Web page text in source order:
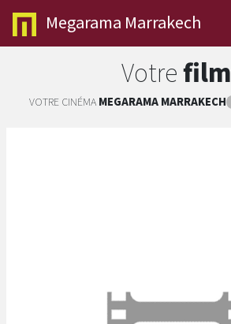
Megarama Marrakech
Votrefilm
VOTRE CINÉMA MEGARAMAMARRAKECH